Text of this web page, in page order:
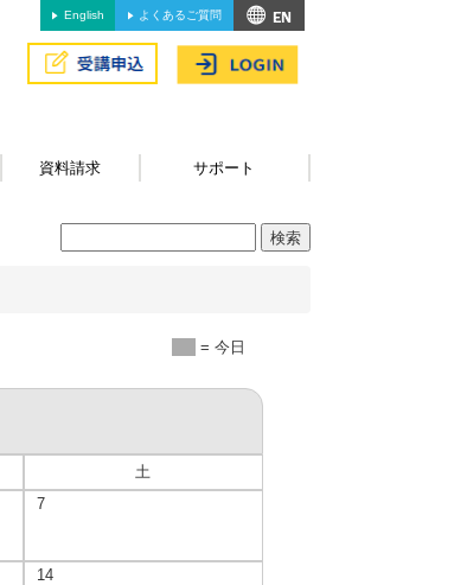
English よくあるご質問
資料請求 サポート
= 今日
土
7
14